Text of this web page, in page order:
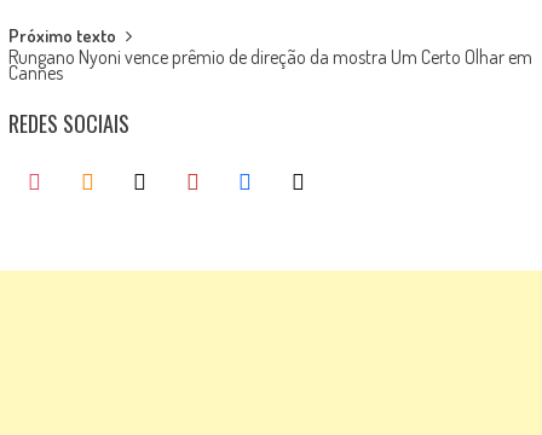
Próximo texto
Rungano Nyoni vence prêmio de direção da mostra Um Certo Olhar em
Cannes
REDES SOCIAIS